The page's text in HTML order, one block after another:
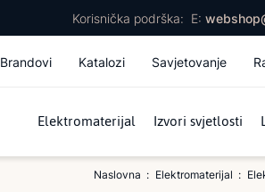
Korisnička podrška: E:
Brandovi Katalozi Savjetovanje
Elektromaterijal Izvori svjetlosti
Naslovna Elektromaterijal